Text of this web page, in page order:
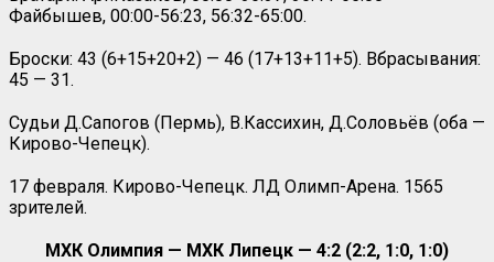
Файбышев, 00:00-56:23, 56:32-65:00.
Броски: 43 (6+15+20+2) — 46 (17+13+11+5). Вбрасывания:
45 — 31.
Судьи Д.Сапогов (Пермь), В.Кассихин, Д.Соловьёв (оба —
Кирово-Чепецк).
17 февраля. Кирово-Чепецк. ЛД Олимп-Арена. 1565
зрителей.
МХК Олимпия — МХК Липецк — 4:2 (2:2, 1:0, 1:0)